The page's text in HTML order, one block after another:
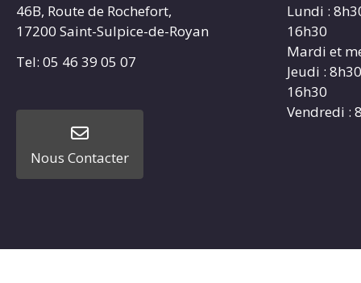
46B, Route de Rochefort,
17200 Saint-Sulpice-de-Royan
Tel: 05 46 39 05 07
Nous Contacter
Lundi :
16h30
Mardi et
Jeudi :
16h30
Vendredi :